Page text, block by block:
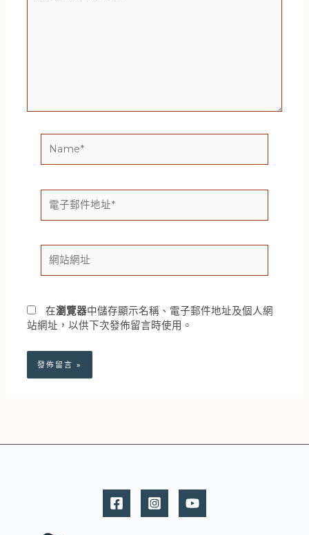
子
郵
地
址
站
網
在瀏覽器中儲存顯示名稱、電子郵件地址及個人網
站網址，以供下次發佈留言時使用。